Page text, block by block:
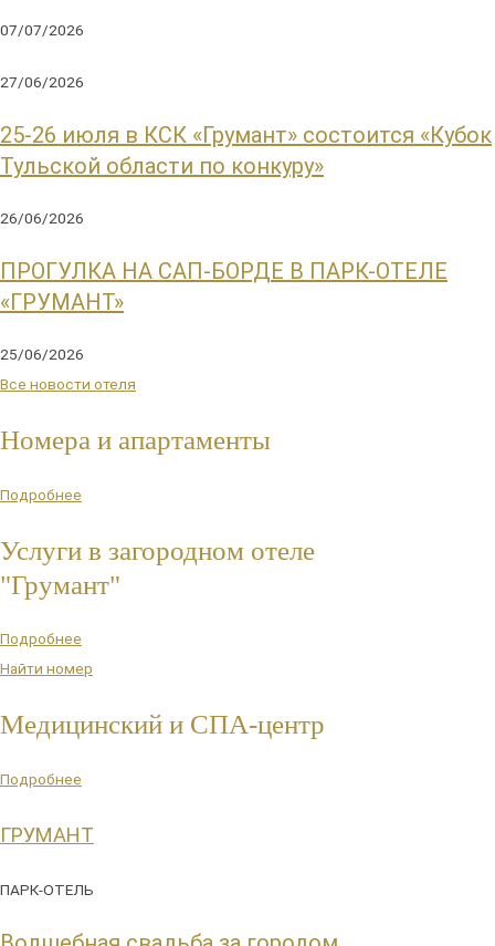
07/07/2026
27/06/2026
25-26 июля в КСК «Грумант» состоится «Кубок
Тульской области по конкуру»
26/06/2026
ПРОГУЛКА НА САП-БОРДЕ В ПАРК-ОТЕЛЕ
«ГРУМАНТ»
25/06/2026
Все новости отеля
Номера и апартаменты
Подробнее
Услуги в загородном отеле
"Грумант"
Подробнее
Найти номер
Медицинский и СПА-центр
Подробнее
ГРУМАНТ
ПАРК-ОТЕЛЬ